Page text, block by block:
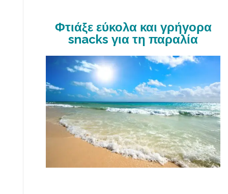
Φτιάξε εύκολα και γρήγορα
snacks για τη παραλία